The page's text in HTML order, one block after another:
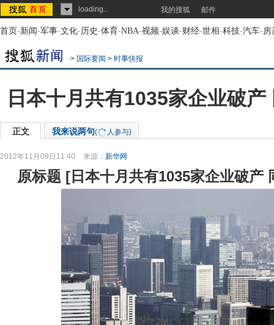
loading... 我的搜狐 邮件
首页-新闻-军事-文化-历史-体育-NBA-视频-娱谈-财经-世相-科技-汽车-房
> 国际要闻 > 时事快报
日本十月共有1035家企业破
正文 我来说两句( 人参与)
2012年11月09日11:40 来源： 新华网
原标题 [ 日本十月共有1035家企业破产